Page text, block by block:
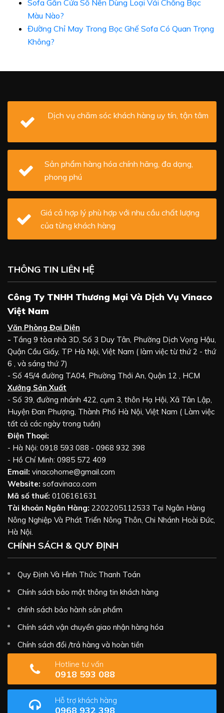
Sofa Gần Cửa Sổ Nên Dùng Loại Vải Chống Bạc
Màu Nào?
Đường Chỉ May Trong Bọc Ghế Sofa Có Quan Trọng
Không?
Dịch vụ chăm sóc khách hàng uy tín, tận tâm
Sản phẩm hàng hóa chính hãng, đa dạng,
phong phú
Giá cả hợp lý phù hợp với nhu cầu chất lượng
của từng khách hàng
THÔNG TIN LIÊN HỆ
Công Ty TNHH Thương Mại Và Dịch Vụ Vinaco
Việt Nam
Văn Phòng Đại Diện
- Tầng 9 tòa nhà 3D, Số 3 Duy Tân, Phường Dịch Vọng Hậu,
Quận Cầu Giấy, TP Hà Nội, Việt Nam ( làm việc từ thứ 2 - thứ
6 , và sáng thứ 7)
- Số 45/4 đường TA04, Phường Thới An, Quận 12 , HCM
Xưởng Sản Xuất
- Số 39, đường nhánh 422, cụm 3, thôn Hạ Hội, Xã Tân Lập,
Huyện Đan Phượng, Thành Phố Hà Nội, Việt Nam ( Làm việc
tất cả các ngày trong tuần)
Điện Thoại:
- Hà Nội: 0918 593 088 - 0968 932 398
- Hồ Chí Minh: 0985 572 409
Email: vinacohome@gmail.com
Website: sofavinaco.com
Mã số thuế: 0106161631
Tài khoản Ngân Hàng: 2202205112533 Tại Ngân Hàng
Nông Nghiệp Và Phát Triển Nông Thôn, Chi Nhánh Hoài Đức,
Hà Nội.
CHÍNH SÁCH & QUY ĐỊNH
Quy Định Và Hình Thức Thanh Toán
Chính sách bảo mật thông tin khách hàng
chính sách bảo hành sản phẩm
Chính sách vận chuyển giao nhận hàng hóa
Chính sách đổi /trả hàng và hoàn tiền
Hotline tư vấn
0918 593 088
Hỗ trợ khách hàng
0968 932 398